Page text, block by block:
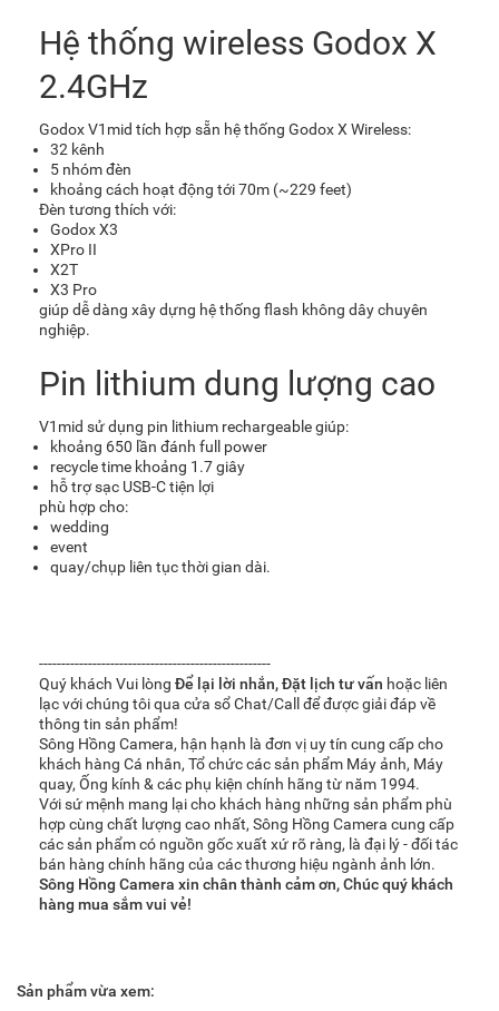
Hệ thống wireless Godox X
2.4GHz
Godox V1mid tích hợp sẵn hệ thống Godox X Wireless:
32 kênh
5 nhóm đèn
khoảng cách hoạt động tới 70m (~229 feet)
Đèn tương thích với:
Godox X3
XPro II
X2T
X3 Pro
giúp dễ dàng xây dựng hệ thống flash không dây chuyên
nghiệp.
Pin lithium dung lượng cao
V1mid sử dụng pin lithium rechargeable giúp:
khoảng 650 lần đánh full power
recycle time khoảng 1.7 giây
hỗ trợ sạc USB-C tiện lợi
phù hợp cho:
wedding
event
quay/chụp liên tục thời gian dài.
----------------------------------------------------
Quý khách Vui lòng Để lại lời nhắn,Đặt lịch tư vấn hoặc liên
lạc với chúng tôi qua cửa sổ Chat/Call để được giải đáp về
thông tin sản phẩm!
Sông Hồng Camera, hận hạnh là đơn vị uy tín cung cấp cho
khách hàng Cá nhân, Tổ chức các sản phẩm Máy ảnh, Máy
quay, Ống kính & các phụ kiện chính hãng từ năm 1994.
Với sứ mệnh mang lại cho khách hàng những sản phẩm phù
hợp cùng chất lượng cao nhất, Sông Hồng Camera cung cấp
các sản phẩm có nguồn gốc xuất xứ rõ ràng, là đại lý - đối tác
bán hàng chính hãng của các thương hiệu ngành ảnh lớn.
Sông Hồng Camera xin chân thành cảm ơn, Chúc quý khách
hàng mua sắm vui vẻ!
Sản phẩm vừa xem: